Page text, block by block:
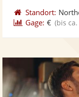
Standort:
Gage: € (bis